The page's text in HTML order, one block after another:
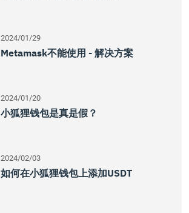
2024/01/29
Metamask不能使用 - 解决方案
2024/01/20
小狐狸钱包是真是假？
2024/02/03
如何在小狐狸钱包上添加USDT